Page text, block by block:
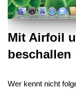
Mit Airfoil
beschallen
Wer kennt nicht